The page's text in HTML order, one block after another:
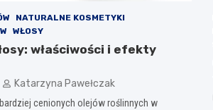
NATURALNE KOSMETYKI
WŁOSY
właściwości i efekty
Katarzyna Pawełczak
cenionych olejów roślinnych w